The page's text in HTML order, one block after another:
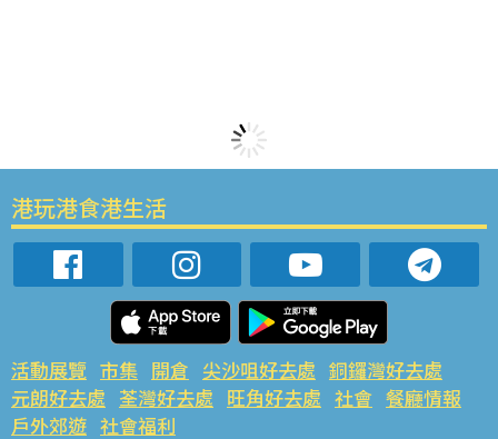
港玩港食港生活
活動展覽 市集 開倉 尖沙咀好去處 銅鑼灣好去處
元朗好去處 荃灣好去處 旺角好去處 社會 餐廳情報
戶外郊遊 社會福利